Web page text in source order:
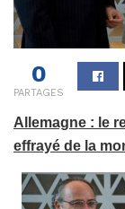
0
PARTAGES
Allemagne : le
effrayé de la